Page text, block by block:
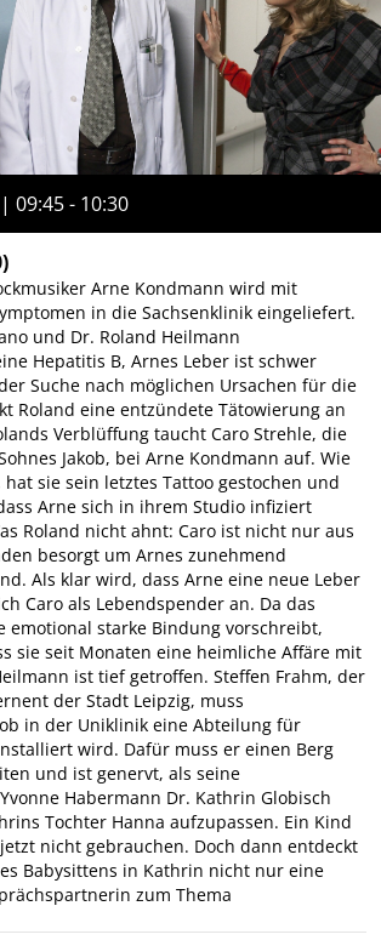
09:45 - 10:30
Arne Kondmann wird mit
in die Sachsenklinik eingeliefert.
und Dr. Roland Heilmann
Hepatitis B, Arnes Leber ist schwer
Suche nach möglichen Ursachen für die
Roland eine entzündete Tätowierung an
Verblüffung taucht Caro Strehle, die
Jakob, bei Arne Kondmann auf. Wie
sie sein letztes Tattoo gestochen und
Arne sich in ihrem Studio infiziert
Roland nicht ahnt: Caro ist nicht nur aus
besorgt um Arnes zunehmend
Als klar wird, dass Arne eine neue Leber
Caro als Lebendspender an. Da das
emotional starke Bindung vorschreibt,
sie seit Monaten eine heimliche Affäre mit
ist tief getroffen. Steffen Frahm, der
der Stadt Leipzig, muss
in der Uniklinik eine Abteilung für
wird. Dafür muss er einen Berg
und ist genervt, als seine
Habermann Dr. Kathrin Globisch
Tochter Hanna aufzupassen. Ein Kind
nicht gebrauchen. Doch dann entdeckt
Babysittens in Kathrin nicht nur eine
zum Thema